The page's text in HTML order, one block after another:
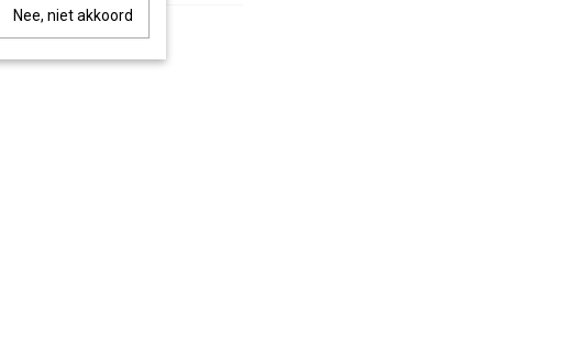
Nee, niet akkoord